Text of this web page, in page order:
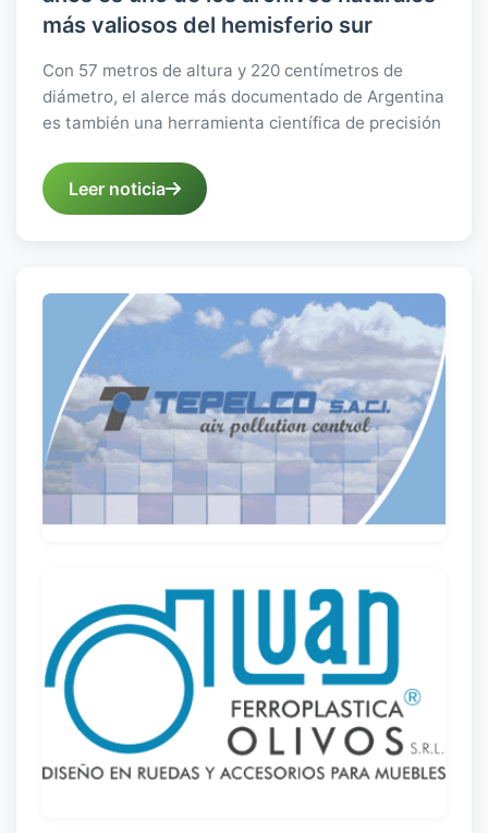
más valiosos del hemisferio sur
Con 57 metros de altura y 220 centímetros de
diámetro, el alerce más documentado de Argentina
es también una herramienta científica de precisión
Leer noticia